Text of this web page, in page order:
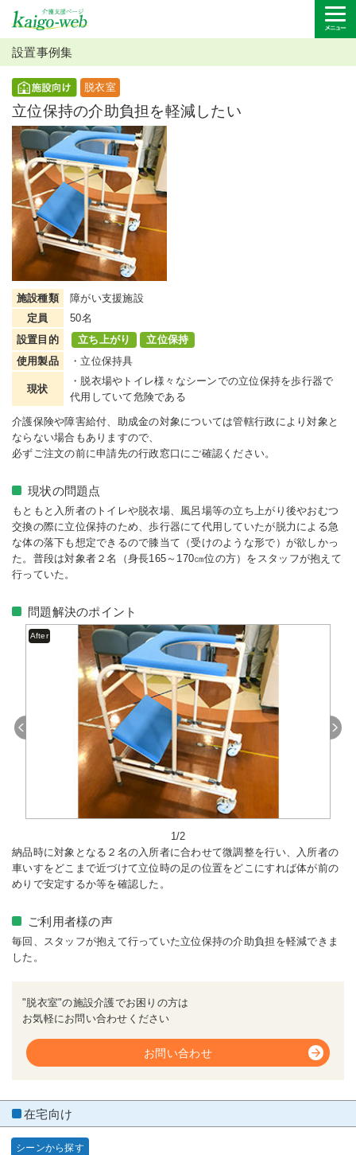
設置事例集
脱衣室
立位保持の介助負担を軽減したい
施設種類
障がい支援施設
定員
50名
設置目的
立ち上がり
立位保持
使用製品
・立位保持具
現状
・脱衣場やトイレ様々なシーンでの立位保持を歩行器で
代用していて危険である
介護保険や障害給付、助成金の対象については管轄行政により対象と
ならない場合もありますので、
必ずご注文の前に申請先の行政窓口にご確認ください。
現状の問題点
もともと入所者のトイレや脱衣場、風呂場等の立ち上がり後やおむつ
交換の際に立位保持のため、歩行器にて代用していたが脱力による急
な体の落下も想定できるので膝当て（受けのような形で）が欲しかっ
た。普段は対象者２名（身長165～170㎝位の方）をスタッフが抱えて
行っていた。
問題解決のポイント
After
Previous
1/2
納品時に対象となる２名の入所者に合わせて微調整を行い、入所者の
車いすをどこまで近づけて立位時の足の位置をどこにすれば体が前の
めりで安定するか等を確認した。
ご利用者様の声
毎回、スタッフが抱えて行っていた立位保持の介助負担を軽減できま
した。
"脱衣室"の施設介護でお困りの方は
お気軽にお問い合わせください
お問い合わせ
在宅向け
シーンから探す